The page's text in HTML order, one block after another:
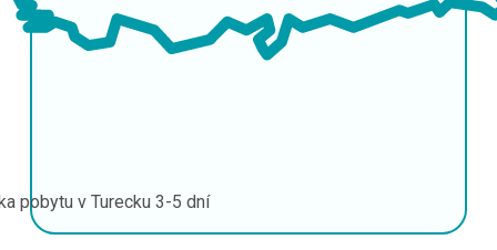
pobytu v Turecku 3-5 dní